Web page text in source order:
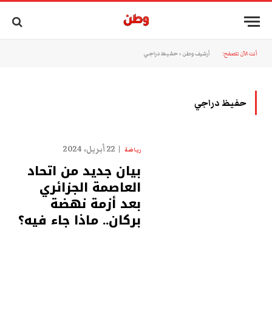
أنت الآن تتصفح: أرشيف وطن »حفيظ دراجي
حفيظ دراجي
رياضة 22 أبريل، 2024
بيان جديد من اتحاد
العاصمة الجزائري
بعد أزمة نهضة
بركان.. ماذا جاء فيه؟